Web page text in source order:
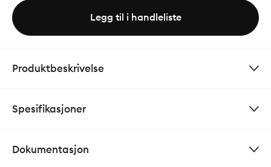
Legg til i handleliste
Produktbeskrivelse
Spesifikasjoner
Dokumentasjon